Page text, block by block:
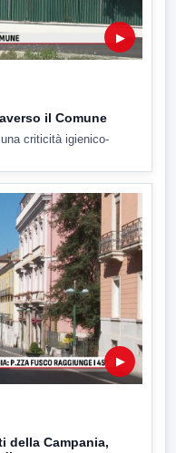
▶
il Comune
criticità igienico-
▶
della Campania,